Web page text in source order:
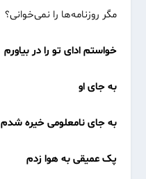
مگر روزنامه‌ها را نمی‌خوانی؟
خواستم ادای تو را در بیاورم
به جای او
به جای نامعلومی خیره شدم
پک عمیقی به هوا زدم